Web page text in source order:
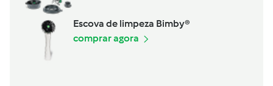
Escova de limpeza Bimby®
comprar agora